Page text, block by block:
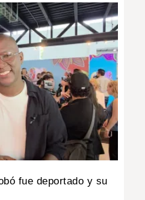
fue deportado y su